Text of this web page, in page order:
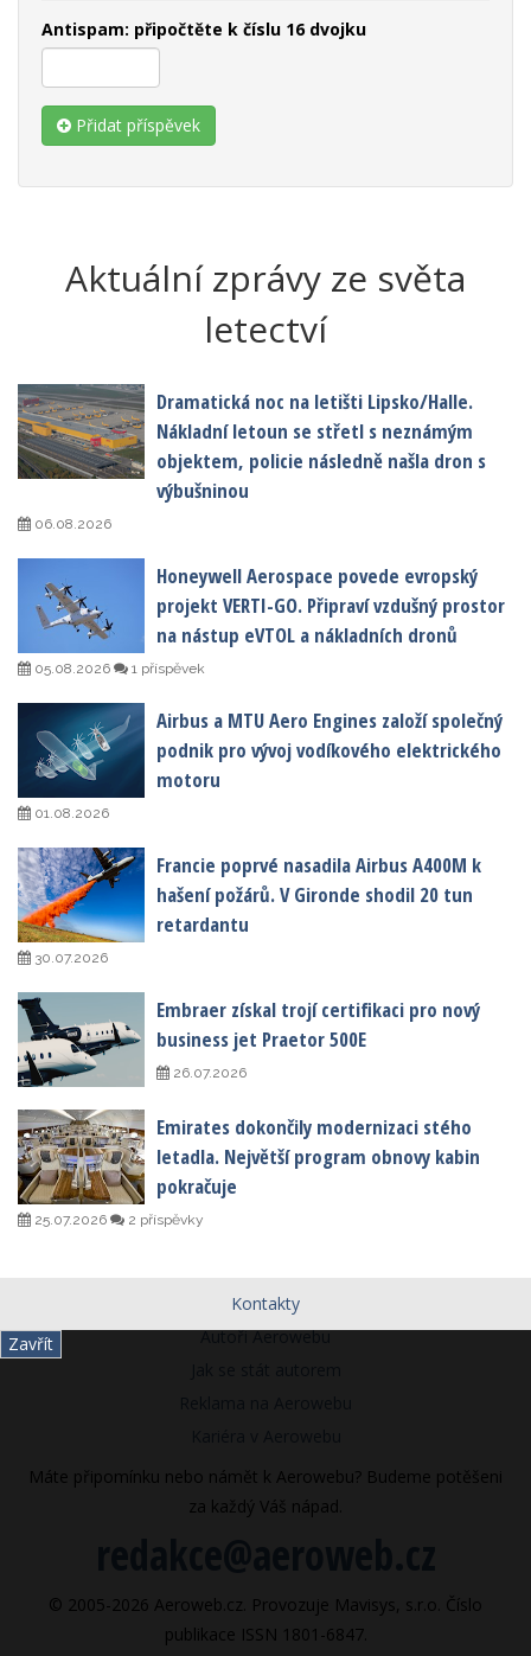
Zavřít
Antispam: připočtěte k číslu 16 dvojku
Přidat příspěvek
Aktuální zprávy ze světa
letectví
Dramatická noc na letišti Lipsko/Halle.
Nákladní letoun se střetl s neznámým
objektem, policie následně našla dron s
výbušninou
06.08.2026
Honeywell Aerospace povede evropský
projekt VERTI-GO. Připraví vzdušný prostor
na nástup eVTOL a nákladních dronů
05.08.2026 1 příspěvek
Airbus a MTU Aero Engines založí společný
podnik pro vývoj vodíkového elektrického
motoru
01.08.2026
Francie poprvé nasadila Airbus A400M k
hašení požárů. V Gironde shodil 20 tun
retardantu
30.07.2026
Embraer získal trojí certifikaci pro nový
business jet Praetor 500E
26.07.2026
Emirates dokončily modernizaci stého
letadla. Největší program obnovy kabin
pokračuje
25.07.2026 2 příspěvky
Kontakty
Autoři Aerowebu
Máte připomínku nebo námět k Aerowebu? Budeme potěšeni
za každý Váš nápad.
© 2005-2026 Aeroweb.cz. Provozuje Mavisys, s.r.o. Číslo
publikace ISSN 1801-6847.